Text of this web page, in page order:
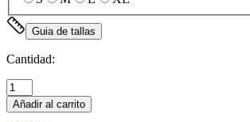
Guia de tallas
Cantidad:
Añadir al carrito